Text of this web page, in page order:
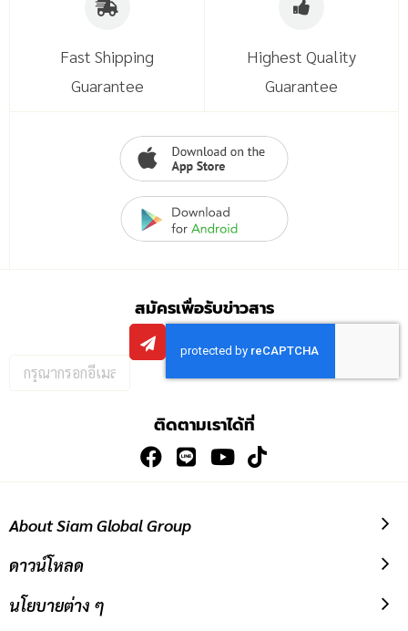
Fast Shipping
Guarantee
Highest Quality
Guarantee
สมัครเพื่อรับข่าวสาร
กรอก
อีเมล
ติดตามเราได้ที่
About Siam Global Group
ดาวน์โหลด
นโยบายต่าง ๆ